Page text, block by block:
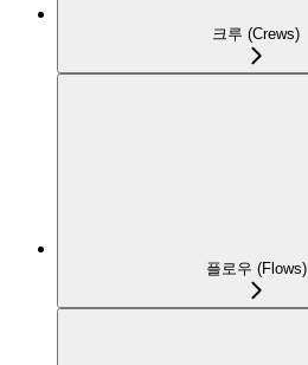
크루 (Crews)
플로우 (Flows)